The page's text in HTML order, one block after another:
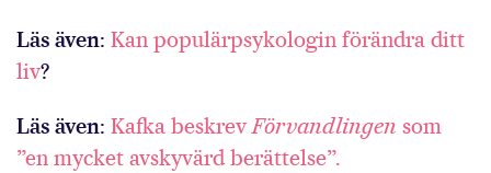
Läs även: Kan populärpsykologin förändra ditt
liv?
Läs även: Kafka beskrevFörvandlingen som
”en mycket avskyvärd berättelse”.